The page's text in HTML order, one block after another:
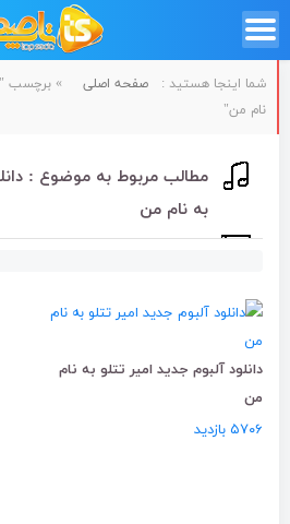
شما اینجا هستید : صفحه اصلی » برچسب
نام من"
مطالب مربوط به موضوع :
به نام من
دانلود آلبوم جدید امیر تتلو به نام
من
۵۷۰۶ بازدید